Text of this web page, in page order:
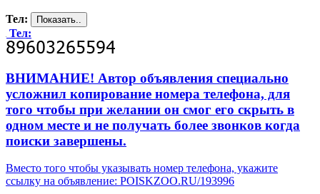
Тел:
Тел:
ВНИМАНИЕ! Автор объявления специально
усложнил копирование номера телефона, для
того чтобы при желании он смог его скрыть в
одном месте и не получать более звонков когда
поиски завершены.
Вместо того чтобы указывать номер телефона, укажите
ссылку на объявление: POISKZOO.RU/193996